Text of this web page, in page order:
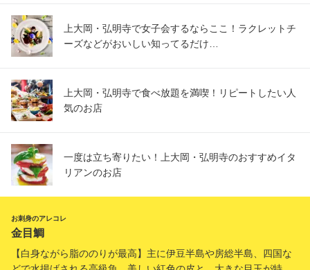
上大岡・弘明寺で女子会するならここ！ラクレットチ
ーズなどがおいしい知ってるだけ…
上大岡・弘明寺で食べ放題を満喫！リピートしたい人
気のお店
一度は立ち寄りたい！上大岡・弘明寺のおすすめイタ
リアンのお店
お刺身のアレコレ
金目鯛
【白身ながら脂ののりが最高】主に伊豆半島や房総半島、四国な